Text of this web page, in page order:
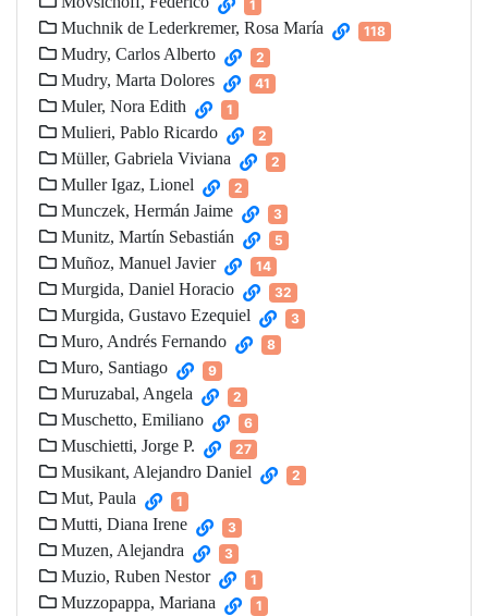
1
Muchnik de Lederkremer, Rosa María 118
Mudry, Carlos Alberto 2
Mudry, Marta Dolores 41
Muler, Nora Edith 1
Mulieri, Pablo Ricardo 2
Müller, Gabriela Viviana 2
Muller Igaz, Lionel 2
Munczek, Hermán Jaime 3
Munitz, Martín Sebastián 5
Muñoz, Manuel Javier 14
Murgida, Daniel Horacio 32
Murgida, Gustavo Ezequiel 3
Muro, Andrés Fernando 8
Muro, Santiago 9
Muruzabal, Angela 2
Muschetto, Emiliano 6
Muschietti, Jorge P. 27
Musikant, Alejandro Daniel 2
Mut, Paula 1
Mutti, Diana Irene 3
Muzen, Alejandra 3
Muzio, Ruben Nestor 1
Muzzopappa, Mariana 1